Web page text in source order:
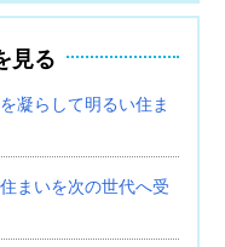
見る
凝らして明るい住ま
まいを次の世代へ受